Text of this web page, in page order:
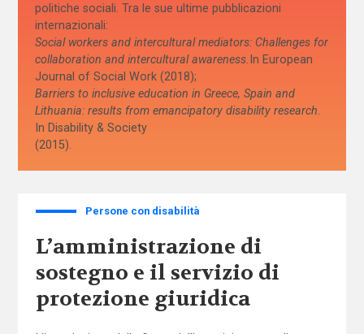
politiche sociali. Tra le sue ultime pubblicazioni
internazionali:
Social workers and intercultural mediators: Challenges for
collaboration and intercultural awareness. In European
Journal of Social Work (2018);
Barriers to inclusive education in Greece, Spain and
Lithuania: results from emancipatory disability research.
In Disability & Society
(2015).
Persone con disabilità
L’amministrazione di
sostegno e il servizio di
protezione giuridica